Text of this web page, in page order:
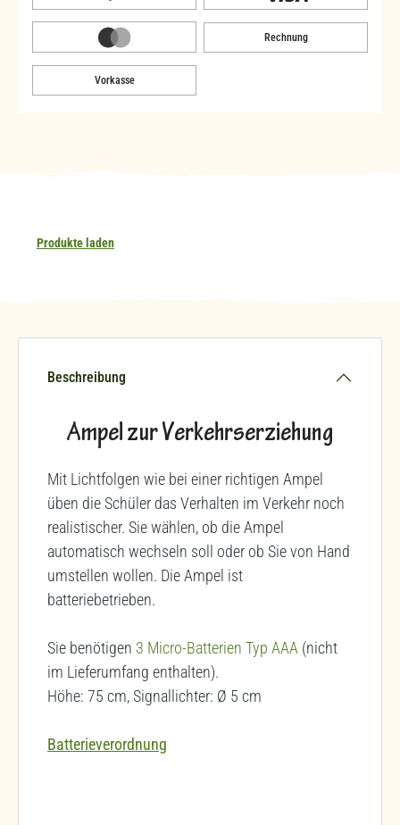
Rechnung
Vorkasse
Produkte laden
Beschreibung
Ampel zur Verkehrserziehung
Mit Lichtfolgen wie bei einer richtigen Ampel
üben die Schüler das Verhalten im Verkehr noch
realistischer. Sie wählen, ob die Ampel
automatisch wechseln soll oder ob Sie von Hand
umstellen wollen. Die Ampel ist
batteriebetrieben.
Sie benötigen 3 Micro-Batterien Typ AAA (nicht
im Lieferumfang enthalten).
Höhe: 75 cm, Signallichter: Ø 5 cm
Batterieverordnung